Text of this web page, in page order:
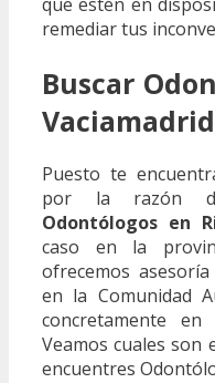
remediar tus
Buscar
Puesto te
por la razón
Odontólogos en
caso en la
ofrecemos
en la Comunidad
concretamente en
Veamos cuales son
encuentres